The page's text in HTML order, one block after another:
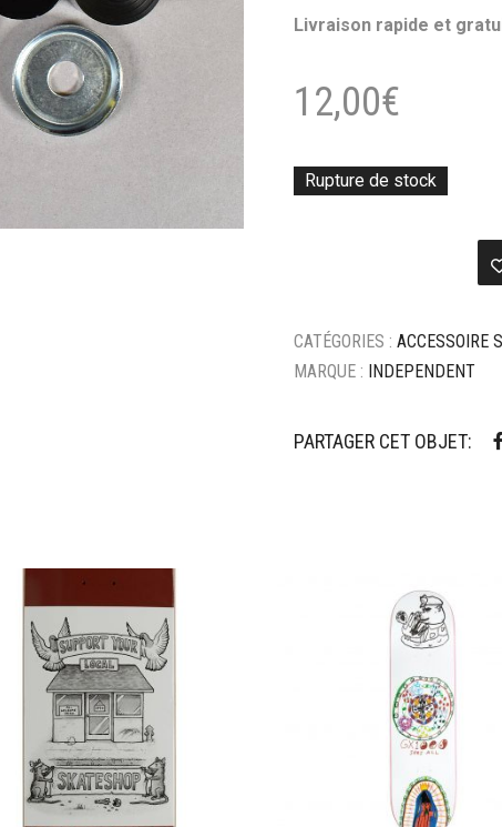
Livraison rapide et
12,00€
Rupture de stock
CATÉGORIES : ACCESSOIRE
MARQUE : INDEPENDENT
PARTAGER CET OBJET:
à mes favoris Ajouter à mes favoris